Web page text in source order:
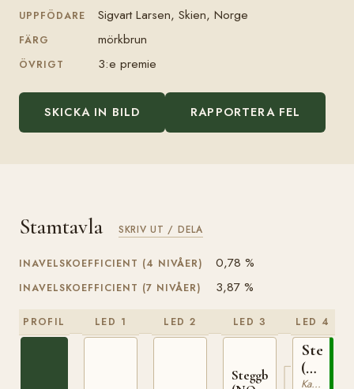
UPPFÖDARE Sigvart Larsen, Skien, Norge
FÄRG mörkbrun
ÖVRIGT 3:e premie
SKICKA IN BILD RAPPORTERA FEL
Stamtavla SKRIV UT / DELA
INAVELSKOEFFICIENT (4 NIVÅER) 0,78 %
INAVELSKOEFFICIENT (7 NIVÅER) 3,87 %
PROFIL LED 1 LED 2 LED 3
Steggbest
LED 4
Stegg
(NO)
Kallblodig Travare